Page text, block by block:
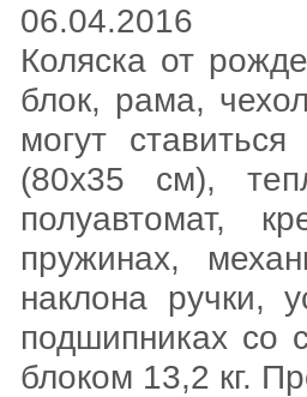
06.04.2016
Коляска от
блок, рама,
могут
(80х35 см),
полуавтомат,
пружинах,
наклона ручки,
подшипниках со
блоком 13,2 кг.